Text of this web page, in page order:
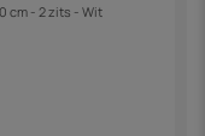
cm - 2 zits - Wit